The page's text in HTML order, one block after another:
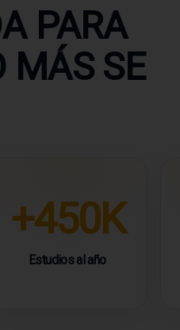
PARA
MÁS SE
+450K
Estudios al año